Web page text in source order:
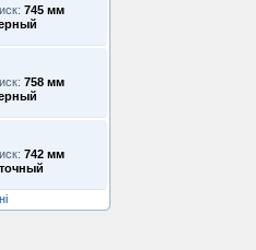
745 мм
758 мм
742 мм